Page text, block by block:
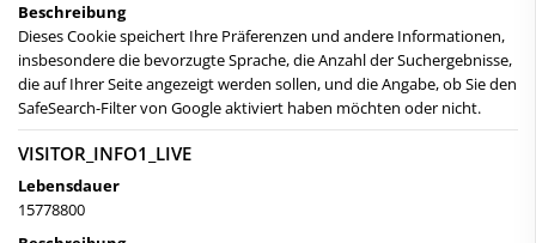
Beschreibung
Dieses Cookie speichert Ihre Präferenzen und andere Informationen,
insbesondere die bevorzugte Sprache, die Anzahl der Suchergebnisse,
die auf Ihrer Seite angezeigt werden sollen, und die Angabe, ob Sie den
SafeSearch-Filter von Google aktiviert haben möchten oder nicht.
VISITOR_INFO1_LIVE
Lebensdauer
15778800